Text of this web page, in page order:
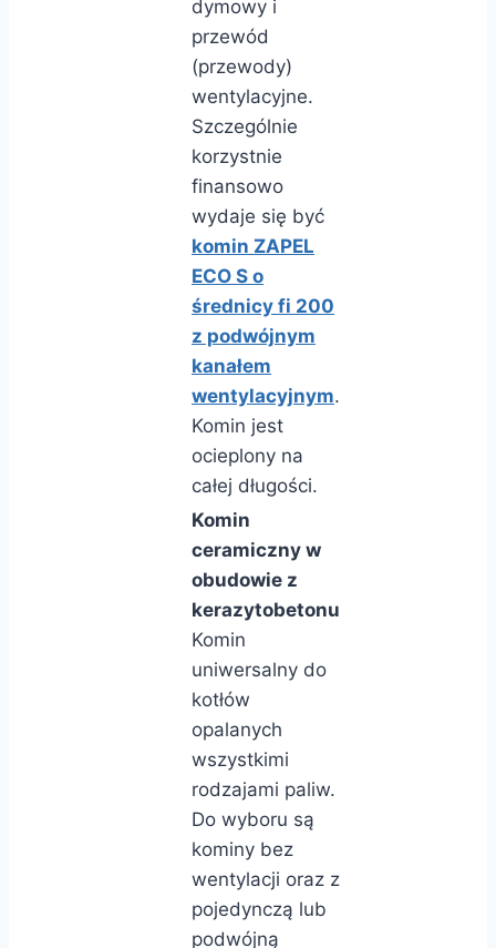
dymowy i
przewód
(przewody)
wentylacyjne.
Szczególnie
korzystnie
finansowo
wydaje się być
komin ZAPEL
ECO S o
średnicy fi 200
z podwójnym
kanałem
wentylacyjnym.
Komin jest
ocieplony na
całej długości.
Komin
ceramiczny w
obudowie z
kerazytobetonu
Komin
uniwersalny do
kotłów
opalanych
wszystkimi
rodzajami paliw.
Do wyboru są
kominy bez
wentylacji oraz z
pojedynczą lub
podwójną